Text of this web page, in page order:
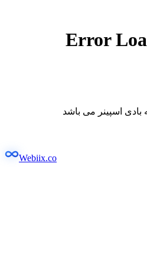
Error
اسپینر می باشد
Webiix.co